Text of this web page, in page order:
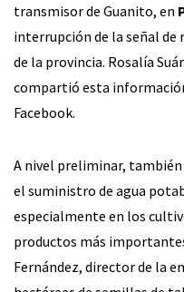
transmisor de Guanito, en
interrupción de la señal de
de la provincia. Rosalía
compartió esta
Facebook.
A nivel preliminar,
el suministro de agua
especialmente en los
productos más
Fernández, director de la